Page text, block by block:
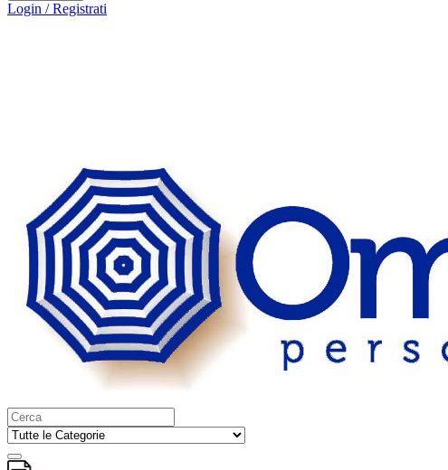
Login / Registrati